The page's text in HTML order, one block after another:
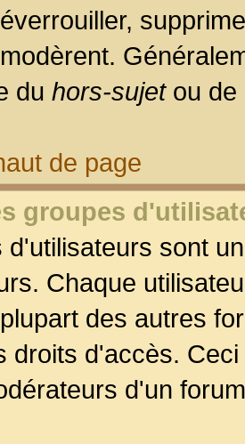
du hors-sujetou de
de page
groupes
d'utilisateurs sont
Chaque
des autres
droits d'accès.
d'un